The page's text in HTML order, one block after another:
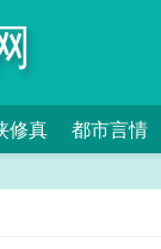
修真 都市言情